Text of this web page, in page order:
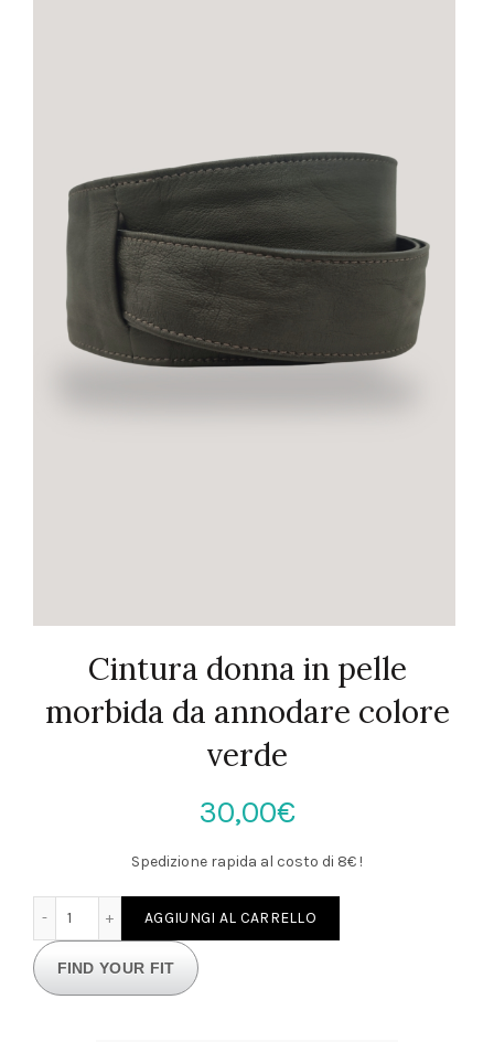
Cintura donna in pelle
morbida da annodare colore
verde
30,00€
Spedizione rapida al costo di 8€ !
AGGIUNGI AL CARRELLO
FIND YOUR FIT